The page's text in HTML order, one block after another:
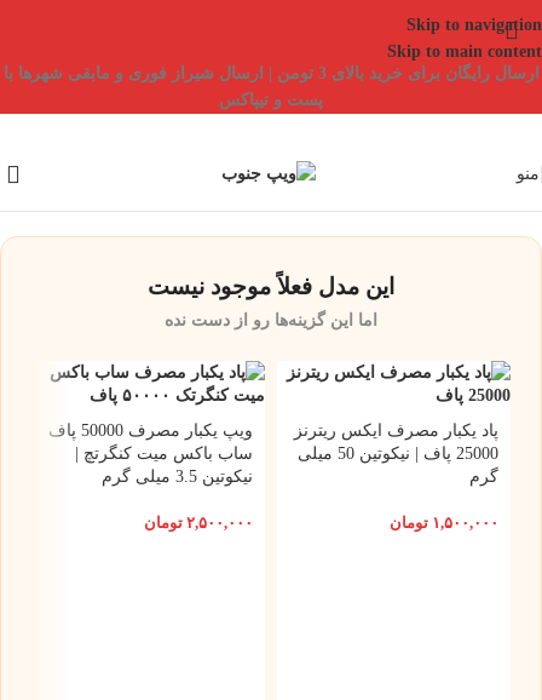
Skip to navigation
Skip to main content
ارسال رایگان برای خرید بالای 3 تومن | ارسال شیراز فوری و مابقی شهرها با
پست و تیپاکس
منو
این مدل فعلاً موجود نیست
اما این گزینه‌ها رو از دست نده
پاد یکبار مصرف ایکس ریترنز
25000 پاف | نیکوتین 50 میلی
گرم
۱,۵۰۰,۰۰۰ تومان
ویپ یکبار مصرف 50000 پاف
ساب باکس میت کنگرتچ |
نیکوتین 3.5 میلی گرم
۲,۵۰۰,۰۰۰ تومان